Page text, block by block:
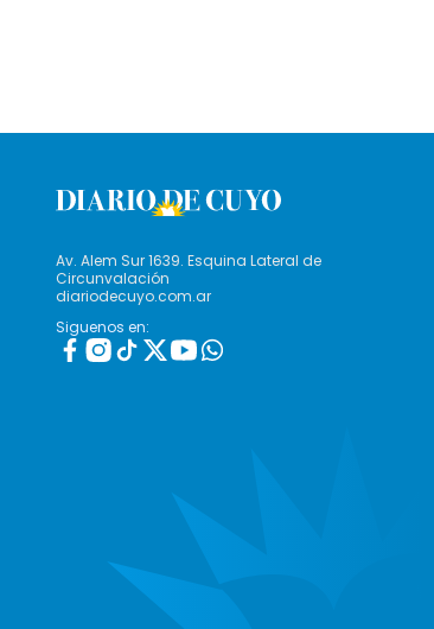
Av. Alem Sur 1639. Esquina Lateral de
Circunvalación
diariodecuyo.com.ar
Siguenos en: